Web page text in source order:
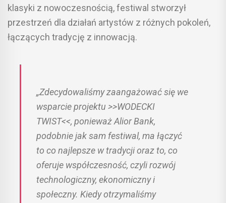
klasyki z nowoczesnością, festiwal stworzył
przestrzeń dla działań artystów z różnych pokoleń,
łączących tradycję z innowacją.
„Zdecydowaliśmy zaangażować się we
wsparcie projektu >>WODECKI
TWIST<<, ponieważ Alior Bank,
podobnie jak sam festiwal, ma łączyć
to co najlepsze w tradycji oraz to, co
oferuje współczesność, czyli rozwój
technologiczny, ekonomiczny i
społeczny. Kiedy otrzymaliśmy